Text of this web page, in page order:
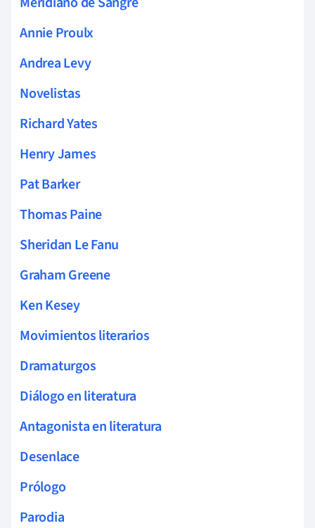
Annie Proulx
Andrea Levy
Novelistas
Richard Yates
Henry James
Pat Barker
Thomas Paine
Sheridan Le Fanu
Graham Greene
Ken Kesey
Movimientos literarios
Dramaturgos
Diálogo en literatura
Antagonista en literatura
Desenlace
Prólogo
Parodia